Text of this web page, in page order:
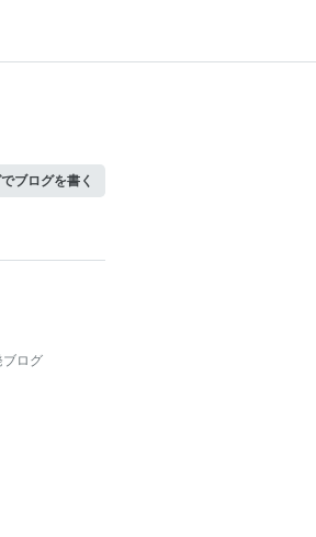
ブログを書く
ブログ